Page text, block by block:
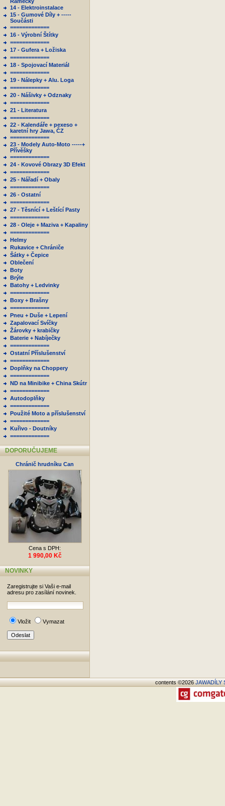
14 - Elektroinstalace
15 - Gumové Díly + -----
Součásti
=============
16 - Výrobní Štítky
=============
17 - Gufera + Ložiska
=============
18 - Spojovací Materiál
=============
19 - Nálepky + Alu. Loga
=============
20 - Nášivky + Odznaky
=============
21 - Literatura
=============
22 - Kalendáře + pexeso +
karetní hry Jawa, ČZ
=============
23 - Modely Auto-Moto -----+
Přívěšky
=============
24 - Kovové Obrazy 3D Efekt
=============
25 - Nářadí + Obaly
=============
26 - Ostatní
=============
27 - Těsnící + Leštící Pasty
=============
28 - Oleje + Maziva + Kapaliny
=============
Helmy
Rukavice + Chrániče
Šátky + Čepice
Oblečení
Boty
Brýle
Batohy + Ledvinky
=============
Boxy + Brašny
=============
Pneu + Duše + Lepení
Zapalovací Svíčky
Žárovky + krabičky
Baterie + Nabíječky
=============
Ostatní Příslušenství
=============
Doplňky na Choppery
=============
ND na Minibike + China Skútr
=============
Autodoplňky
=============
Použité Moto a příslušenství
=============
Kuřivo - Doutníky
=============
DOPORUČUJEME
Chránič hrudníku Can
Cena s DPH:
1 990,00 Kč
NOVINKY
Zaregistrujte si Vaši e-mail
adresu pro zasílání novinek.
Vložit Vymazat
contents ©2026JAWADÍLY